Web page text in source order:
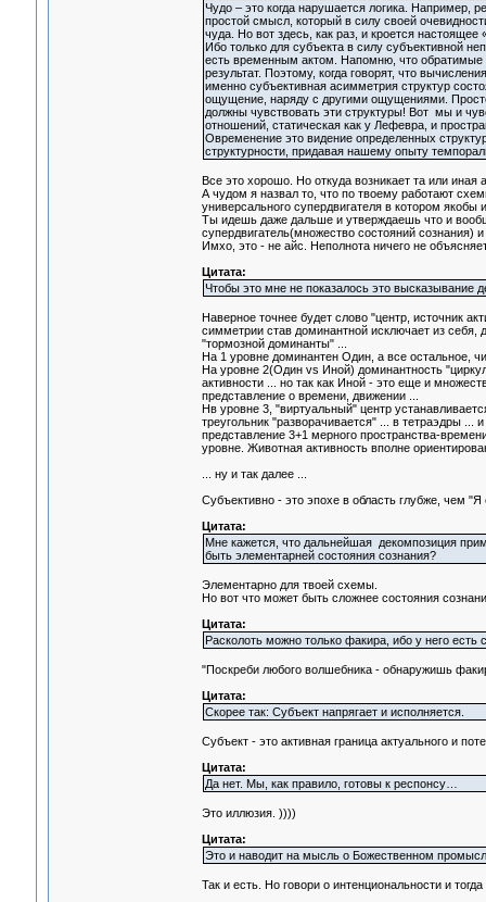
Чудо – это когда нарушается логика. Например,
простой смысл, который в силу своей
чуда. Но вот здесь, как раз, и кроется
Ибо только для субъекта в силу субъективной
есть временным актом. Напомню, что обратимые
результат. Поэтому, когда говорят, что
именно субъективная асимметрия структур
ощущение, наряду с другими ощущениями.
должны чувствовать эти структуры! Вот мы и
отношений, статическая как у Лефевра, и
Овременение это видение определенных
структурности, придавая нашему опыту
Все это хорошо. Но откуда возникает та или
А чудом я назвал то, что по твоему работают
универсального супердвигателя в котором якобы
Ты идешь даже дальше и утверждаешь что и
супердвигатель(множество состояний сознания)
Имхо, это - не айс. Неполнота ничего не
Цитата:
Чтобы это мне не показалось это высказывание
Наверное точнее будет слово "центр, источник
симметрии став доминантной исключает из
"тормозной доминанты" ...
На 1 уровне доминантен Один, а все остальное,
На уровне 2(Один vs Иной) доминантность
активности ... но так как Иной - это еще и
представление о времени, движении ...
Нв уровне 3, "виртуальный" центр
треугольник "разворачивается" ... в тетраэдры
представление 3+1 мерного пространства-
уровне. Животная активность вполне
... ну и так далее ...
Субъективно - это эпохе в область глубже, чем
Цитата:
Мне кажется, что дальнейшая декомпозиция
быть элементарней состояния сознания?
Элементарно для твоей схемы.
Но вот что может быть сложнее состояния
Цитата:
Расколоть можно только факира, ибо у него есть
"Поскреби любого волшебника - обнаружишь
Цитата:
Скорее так: Субъект напрягает и исполняется.
Субъект - это активная граница актуального и
Цитата:
Да нет. Мы, как правило, готовы к респонсу…
Это иллюзия. ))))
Цитата:
Это и наводит на мысль о Божественном
Так и есть. Но говори о интенциональности и